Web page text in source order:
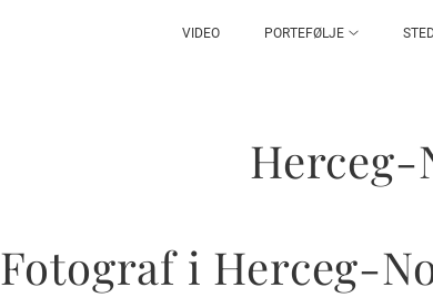
VIDEO PORTEFØLJE
Herceg-
Fotograf i Herceg-